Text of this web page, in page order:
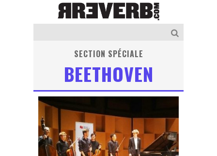
SECTION SPÉCIALE
BEETHOVEN